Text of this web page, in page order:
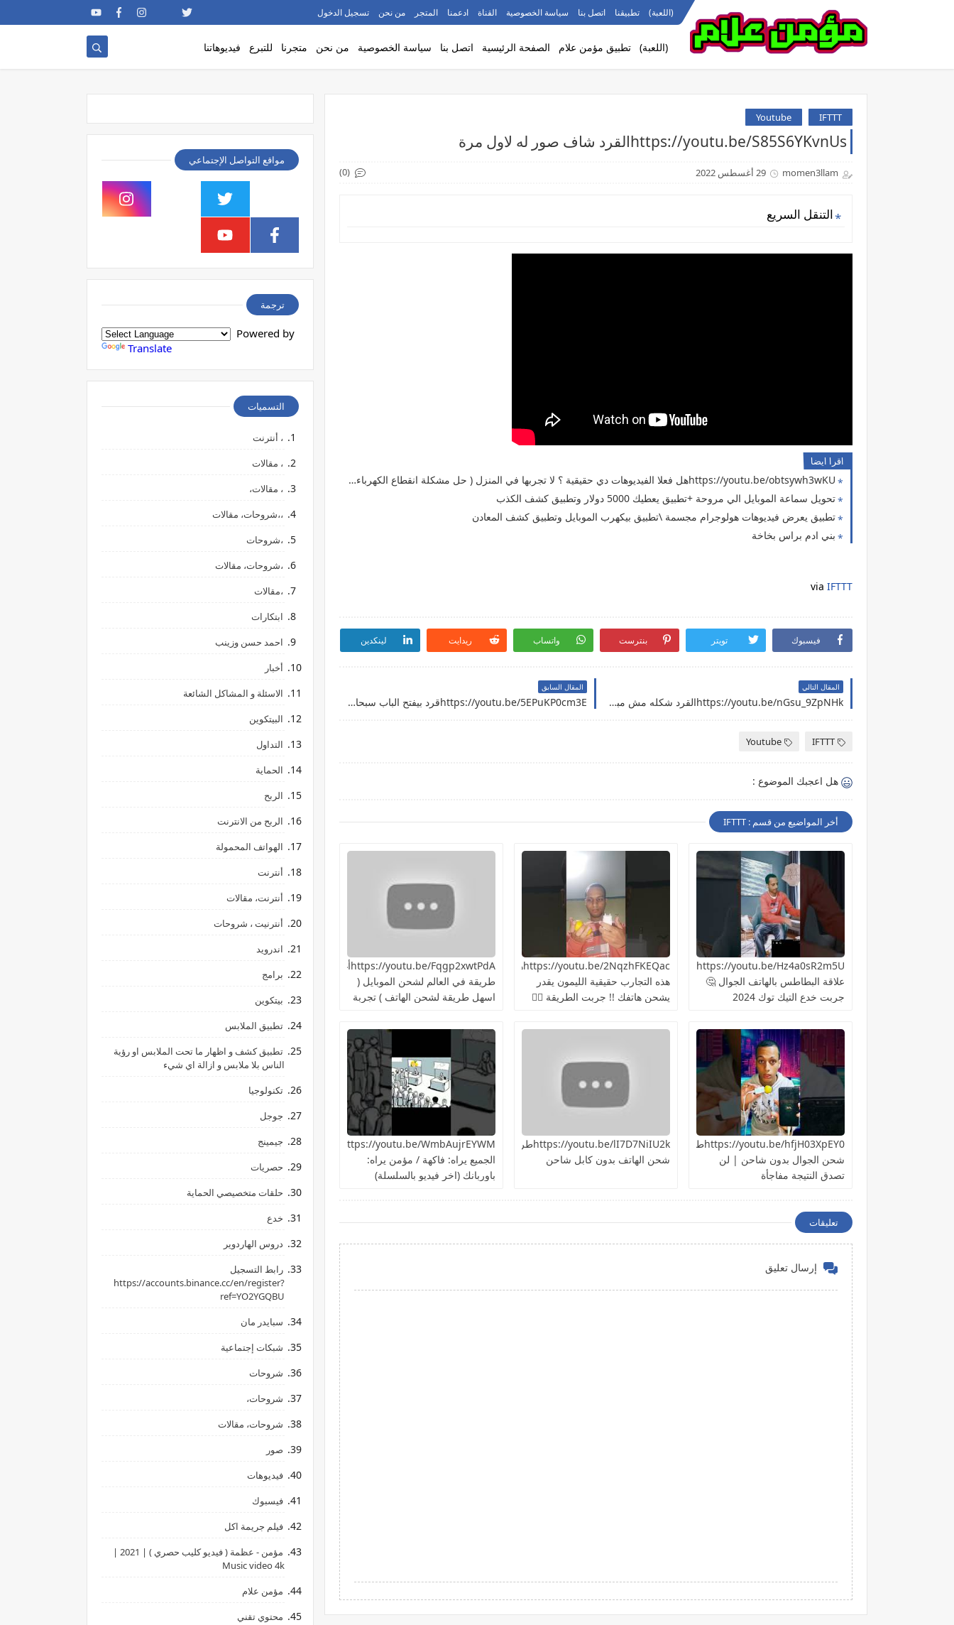
(اللعبة) تطبيقنا اتصل بنا سياسة الخصوصية القناة ادعمنا المتجر من نحن تسجيل الدخول
(اللعبة) تطبيق مؤمن علام الصفحة الرئيسية اتصل بنا سياسة الخصوصية من نحن متجرنا للتبرع فيديوهاتنا
IFTTT
Youtube
https://youtu.be/S85S6YKvnUsالقرد شاف صور له لاول مرة
momen3llam 29 أغسطس 2022 (0)
التنقل السريع
اقرا ايضا
https://youtu.be/obtsywh3wKUهل فعلا الفيديوهات دي حقيقية ؟ لا تجربها في المنزل ( حل مشكلة انقطاع الكهرباء 9 )
تحويل سماعة الموبايل الي مروحة +تطبيق يعطيك 5000 دولار وتطبيق كشف الكذب
تطبيق يعرض فيديوهات هولوجرام مجسمة \تطبيق بيكهرب الموبايل وتطبيق كشف المعادن
بني ادم براس بخاخة
via IFTTT
فيسبوك تويتر بنترست واتساب ريدايت لينكدين
المقال التالي
https://youtu.be/nGsu_9ZpNHkالقرد شكله مش مبسوط
المقال السابق
https://youtu.be/5EPuKP0cm3Eقرد بيفتح الباب سبحان الله اغرب حيوان في العالم
IFTTT
Youtube
هل اعجبك الموضوع :
أخر المواضيع من قسم : IFTTT
علاقة البطاطس بالهاتف الجوال 🤔
جربت خدع التيك توك 2024
https://youtu.be/2NqzhFKEQacهل
هذه التجارب حقيقية الليمون يقدر
يشحن هاتفك !! جربت الطريقة 👍🏻
https://youtu.be/Fqgp2xwtPdAأغرب
طريقة في العالم لشحن الموبايل (
اسهل طريقة لشحن الهاتف ) تجربة
https://youtu.be/hfjH03XpEY0طريقة
شحن الجوال بدون شاحن | لن
تصدق النتيجة مفاجأة
https://youtu.be/lI7D7NiIU2kطريقة
شحن الهاتف بدون كابل شاحن
الجميع يراه: فاكهة / مؤمن يراه:
باوربانك (اخر فيديو بالسلسلة)
تعليقات
إرسال تعليق
مواقع التواصل الإجتماعي
ترجمة
Powered by
Translate
التسميات
، أنترنت
، مقالات
، مقالات،
،،شروحات، مقالات
،شروحات
،شروحات، مقالات
،مقالات
ابتكارات
احمد حسن وزينب
أخبار
الاسئلة و المشاكل الشائعة
البيتكوين
التداول
الحماية
الربح
الربح من الانترنت
الهواتف المحمولة
أنترنت
أنترنت، مقالات
أنترنيت ، شروحات
اندرويد
برامج
بيتكوين
تطبيق الملابس
تطبيق كشف و اظهار ما تحت الملابس او رؤية
الناس بلا ملابس و ازالة اي شيء
تكنولوجيا
جوجل
جيمينج
حصريات
حلقات متخصيصي الحماية
خدع
دروس الهاردوير
رابط ‏التسجيل
‏https://accounts.binance.cc/en/register?
ref=YO2YGQBU ‏
سبايدر مان
شبكات إجتماعية
شروحات
شروحات،
شروحات، مقالات
صور
فيديوهات
فيسبوك
فيلم جريمة اكل
مؤمن - عظمة ( فيديو كليب حصري ) | 2021 |
Music video 4k
مؤمن علام
محتوي تقني